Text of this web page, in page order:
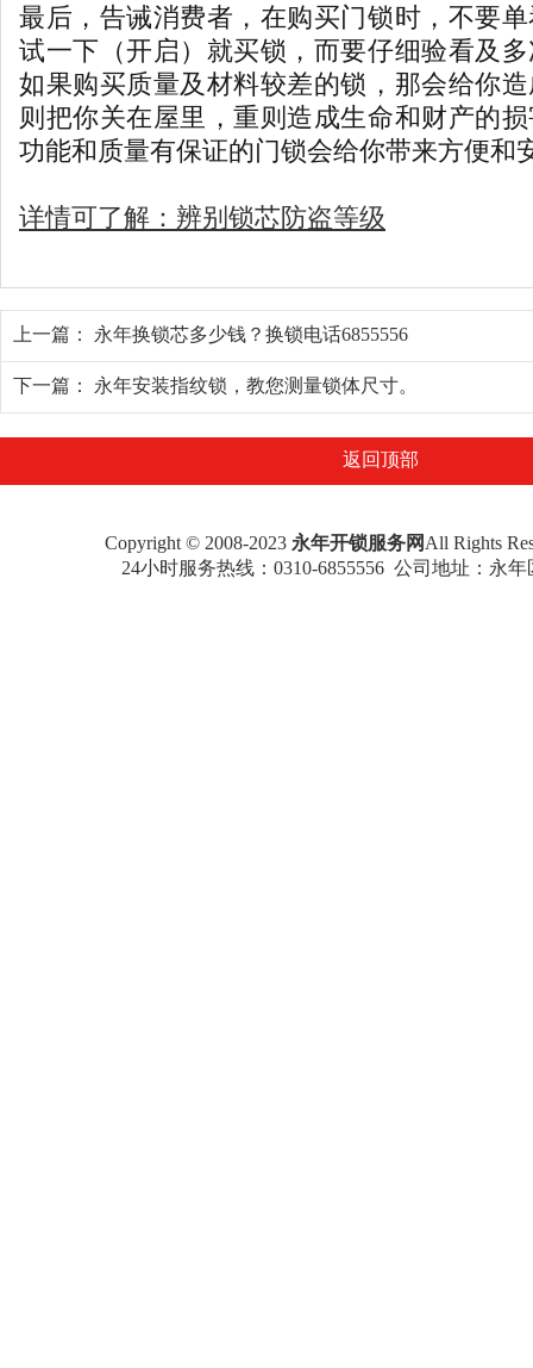
最后，告诫消费者，在购买门锁时，不要
试一下（开启）就买锁，而要仔细验看及
如果购买质量及材料较差的锁，那会给你
则把你关在屋里，重则造成生命和财产的
功能和质量有保证的门锁会给你带来方便和
详情可了解：辨别锁芯防盗等级
上一篇： 永年换锁芯多少钱？换锁电话6855556
下一篇： 永年安装指纹锁，教您测量锁体尺寸。
返回顶部
Copyright © 2008-2023 永年开锁服务网 All Rights
24小时服务热线： 0310-6855556公司地址：永年